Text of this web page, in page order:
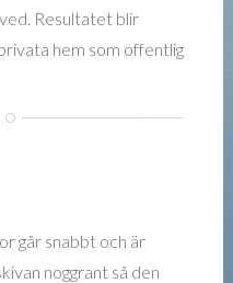
Resultatet blir
hem som offentlig
går snabbt och är
noggrant så den